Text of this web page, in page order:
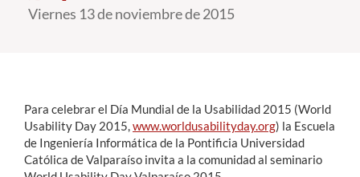
Funcionarios
Alumni
Viernes 13 de noviembre de 2015
Para celebrar el Día Mundial de la Usabilidad 2015 (World
Usability Day 2015,www.worldusabilityday.org) la Escuela
de Ingeniería Informática de la Pontificia Universidad
Católica de Valparaíso invita a la comunidad al seminario